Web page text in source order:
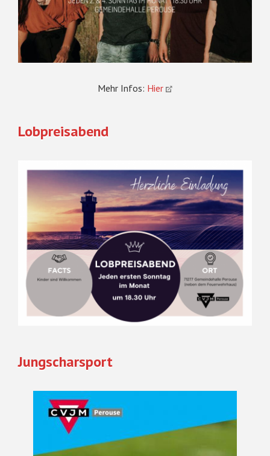
Mehr Infos: Hier
Lobpreisabend
Jungscharsport